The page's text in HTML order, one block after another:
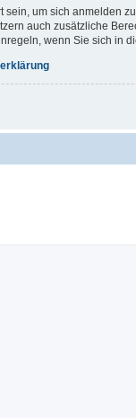
sein, um sich anmelden
auch zusätzliche
wenn Sie sich in